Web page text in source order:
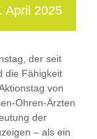
April 2025
der seit
die Fähigkeit
von
Ohren-Ärzten
der
– als ein